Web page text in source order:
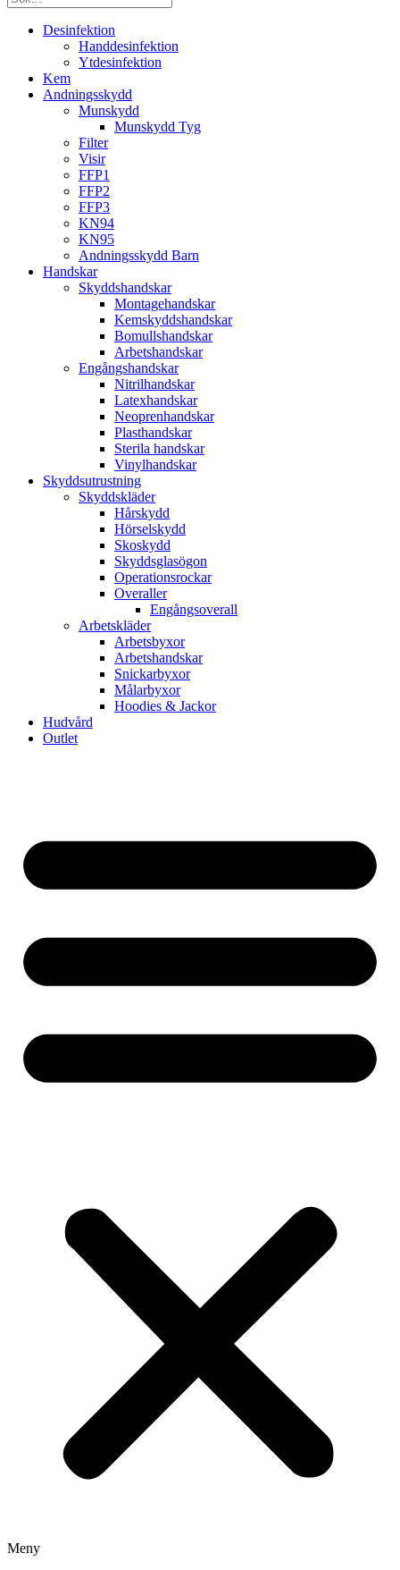
Desinfektion
Handdesinfektion
Ytdesinfektion
Kem
Andningsskydd
Munskydd
Munskydd Tyg
Filter
Visir
FFP1
FFP2
FFP3
KN94
KN95
Andningsskydd Barn
Handskar
Skyddshandskar
Montagehandskar
Kemskyddshandskar
Bomullshandskar
Arbetshandskar
Engångshandskar
Nitrilhandskar
Latexhandskar
Neoprenhandskar
Plasthandskar
Sterila handskar
Vinylhandskar
Skyddsutrustning
Skyddskläder
Hårskydd
Hörselskydd
Skoskydd
Skyddsglasögon
Operationsrockar
Overaller
Engångsoverall
Arbetskläder
Arbetsbyxor
Arbetshandskar
Snickarbyxor
Målarbyxor
Hoodies & Jackor
Hudvård
Outlet
Meny